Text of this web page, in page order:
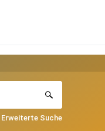
Erweiterte Suche